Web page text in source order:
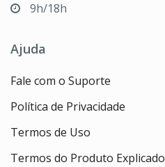
9h/18h
Ajuda
Fale com o Suporte
Política de Privacidade
Termos de Uso
Termos do Produto Explicado